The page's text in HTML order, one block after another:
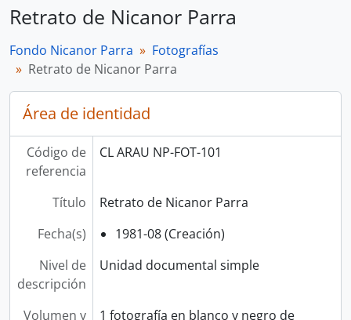
Retrato de Nicanor Parra
Fondo Nicanor Parra
Fotografías
Retrato de Nicanor Parra
Área de identidad
Código de
referencia
CL ARAU NP-FOT-101
Título
Retrato de Nicanor Parra
Fecha(s)
1981-08 (Creación)
Nivel de
descripción
Unidad documental simple
Volumen y
1 fotografía en blanco y negro de